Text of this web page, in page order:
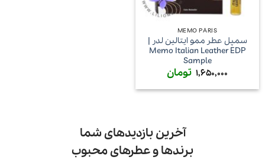
MEMO PARIS
سمپل عطر ممو ایتالین لدر |
Memo Italian Leather EDP
Sample
1,650,000 تومان
آخرین بازدیدهای شما
برندها و عطرهای محبوب